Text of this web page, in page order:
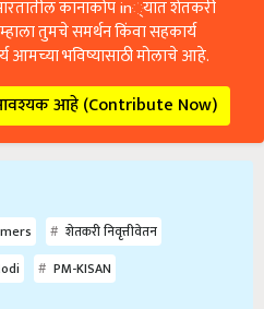
कानाकोप in्यात शेतकरी
तुमचे समर्थन किंवा सहकार्य
भविष्यासाठी मोलाचे आहे.
आहे (Contribute Now)
शेतकरी निवृत्तीवेतन
PM-KISAN